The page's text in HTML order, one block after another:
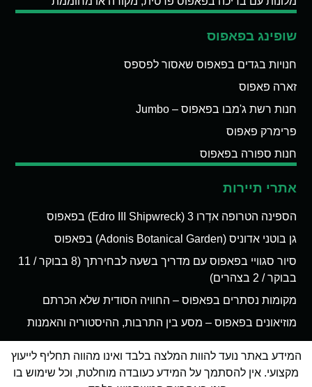
שופינג בפאפוס
חנויות בגדים בפאפוס שאסור לפספס
זארה פאפוס
חנות רשת ג'מבו בפאפוס – Jumbo
פרימרק פאפוס
חנות ספורה בפאפוס
אתרי תיירות
הספינה הטרופה אדְרו 3 (Edro III Shipwreck) בפאפוס
גן בוטני אדוניס (Adonis Botanical Garden) בפאפוס
סיור סגוויי בפאפוס עם מדריך בשעה לבחירתך (8 בבוקר / 11
בבוקר / 2 בצהרים)
מקומות נסתרים בפאפוס – החוויה הסודית שלא הכרתם
מוזיאונים בפאפוס – מסע בין התרבות, ההיסטוריה והאמנות
המידע באתר נועד להוות המלצה בלבד ואינו מהווה תחליף לייעוץ
מקצועי. אין להסתמך על המידע כעובדה מוחלטת, וכל שימוש בו